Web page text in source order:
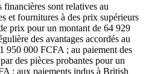
sont relatives au
et fournitures à des prix supérieurs
prix pour un montant de 64 929
des avantages accordés au
950 000 FCFA ; au paiement des
des pièces probantes pour un
; aux paiements indus à British